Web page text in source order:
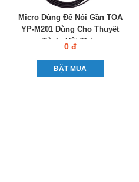
Micro Dùng Để Nói Gần TOA
YP-M201 Dùng Cho Thuyết
Trình, Hội Thảo
0 đ
ĐẶT MUA